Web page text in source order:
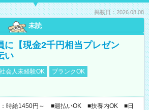
掲載日：2026.08.08
未読
に【現金2千円相当プレゼン
い
社会人未経験OK
ブランクOK
：時給1450円～ ■週払いOK ■扶養内OK ■日